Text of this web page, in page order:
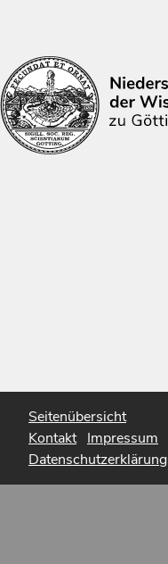
Seitenübersicht
Kontakt Impressum
Datenschutzerklärung